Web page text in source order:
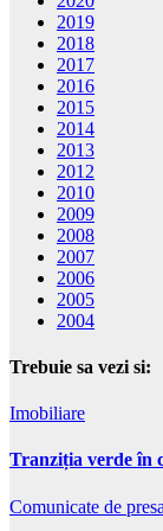
2019
2018
2017
2016
2015
2014
2013
2012
2010
2009
2008
2007
2006
2005
2004
Trebuie sa vezi si:
Imobiliare
Tranziția verde în
Comunicate de presa